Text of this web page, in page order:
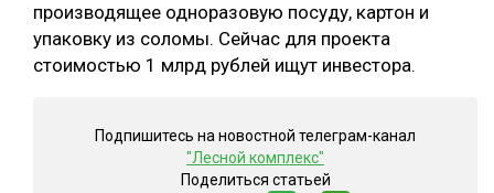
производящее одноразовую посуду, картон и
упаковку из соломы. Сейчас для проекта
стоимостью 1 млрд рублей ищут инвестора.
Подпишитесь на новостной телеграм-канал
"Лесной комплекс"
Поделиться статьей